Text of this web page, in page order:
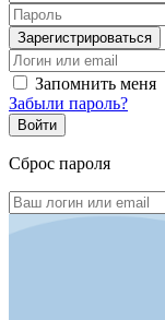
Запомнить меня
Забыли пароль?
Сброс пароля